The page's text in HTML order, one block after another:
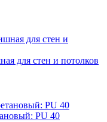
для стен и потолков
PU 40